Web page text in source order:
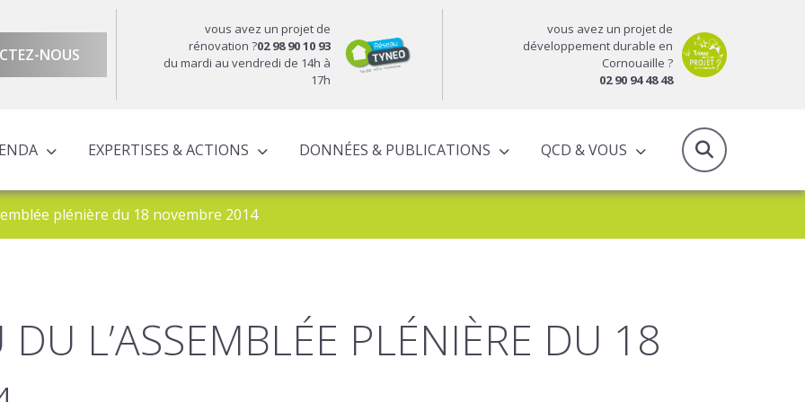
NOUS
vous avez un projet de
rénovation ?02 98 90 10 93
du mardi au vendredi de 14h à
17h
vous avez un projet de
développement durable en
Cornouaille ?
02 90 94 48 48
EXPERTISES & ACTIONS DONNÉES & PUBLICATIONS QCD & VOUS
plénière du 18 novembre 2014
L’ASSEMBLÉE PLÉNIÈRE DU 18